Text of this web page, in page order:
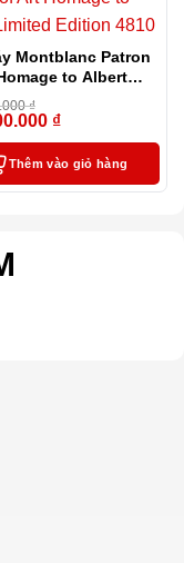
Montblanc Patron
to Albert
Edition 4810
₫
₫
Thêm vào giỏ hàng